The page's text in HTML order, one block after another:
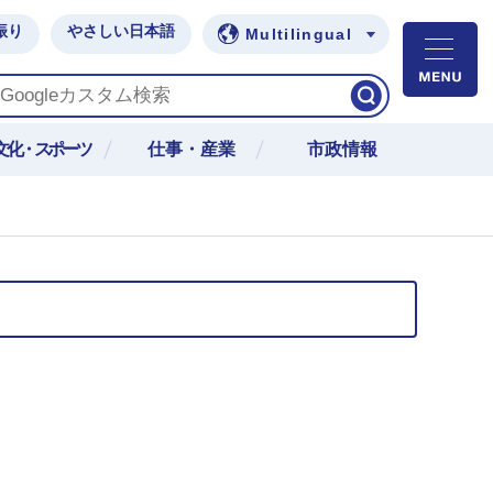
り やさしい日本語 Multilingual
化・スポーツ 仕事・産業 市政情報